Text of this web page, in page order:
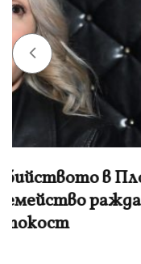
„Баба
Камера